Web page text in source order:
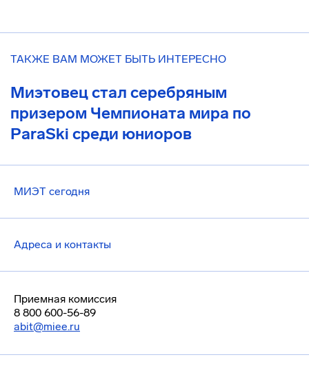
ТАКЖЕ ВАМ МОЖЕТ БЫТЬ ИНТЕРЕСНО
Миэтовец стал серебряным
призером Чемпионата мира по
ParaSki среди юниоров
МИЭТ сегодня
Адреса и контакты
Приемная комиссия
8 800 600-56-89
abit@miee.ru